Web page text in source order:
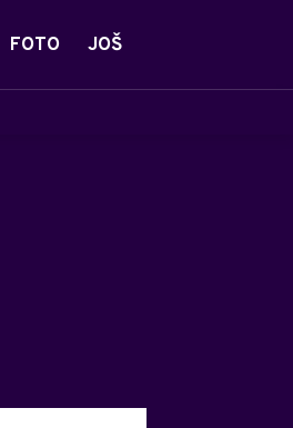
FOTO JOŠ